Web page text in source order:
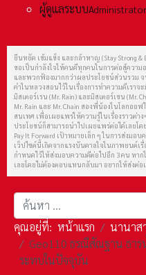
ผู้ดูแลระบบAdministrator
ยืนหยัด เข้มแข็ง และกล้าหาญ (Stay Strong &
ขอเป็นกำลังใจให้คนดีทุกคนในการต่อสู้ควา
และพวกฟ้องมากกว่าผลประโยชน์ส่วนรวม
คำในหลวงสอนไว้ในเรื่องการทำความดีเราจ
มิสเตอร์เรน (Mr. Rain) และมิสเตอร์เชน (Mr.
Mr. Rain และ Mr. Chain สองพี่น้องในโลกอ
สนเทศ เพื่อเผยแพร่ให้ความรู้ในเรื่องราวต่า
ประโยชน์ก็สามารถนำไปเผยแพร่ต่อได้เลยโ
Pay It Forward เป้าหมายเล็ก ๆ ในการส่งมอบ
เว็ปไซต์นี้เกิดจากแรงบันดาลใจในภาพยนต์เรื่
กำหนดไว้ให้ส่งมอบความดีต่อไปอีก 3 คน หา
เลยโดยไม่ต้องตอบแทนกลับมา อยากให้ส่งต่
การค้นหา
คุณอยู่ที่: หน้าแรก นานาส
Geo110 ธรณีสัณฐาน ธาร
ระทบในปัจจุบัน